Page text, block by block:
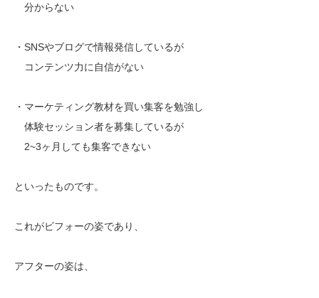
分からない
・SNSやブログで情報発信しているが
コンテンツ力に自信がない
・マーケティング教材を買い集客を勉強し
体験セッション者を募集しているが
2~3ヶ月しても集客できない
といったものです。
これがビフォーの姿であり、
アフターの姿は、